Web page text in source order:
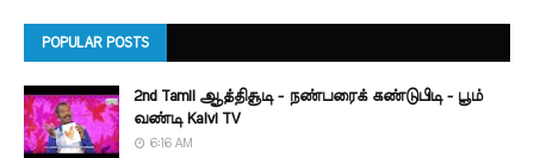
POPULAR POSTS
2nd Tamil ஆத்திசூடி - நண்பரைக் கண்டுபிடி - பூம்
வண்டி Kalvi TV
6:16 AM